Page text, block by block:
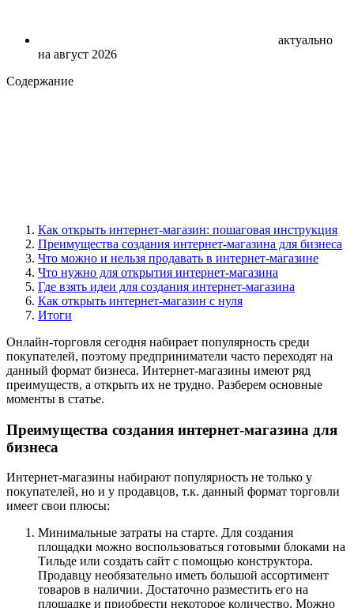
актуально
на август 2026
Содержание
Как открыть интернет-магазин: пошаговая инструкция
Преимущества создания интернет-магазина для бизнеса
Что можно и нельзя продавать в интернет-магазине
Что нужно для открытия интернет-магазина
Где взять идеи для создания интернет-магазина
Как открыть интернет-магазин с нуля
Итоги
Онлайн-торговля сегодня набирает популярность среди
покупателей, поэтому предприниматели часто переходят на
данный формат бизнеса. Интернет-магазины имеют ряд
преимуществ, а открыть их не трудно. Разберем основные
моменты в статье.
Преимущества создания интернет-магазина для
бизнеса
Интернет-магазины набирают популярность не только у
покупателей, но и у продавцов, т.к. данный формат торговли
имеет свои плюсы:
Минимальные затраты на старте. Для создания
площадки можно воспользоваться готовыми блоками на
Тильде или создать сайт с помощью конструктора.
Продавцу необязательно иметь большой ассортимент
товаров в наличии. Достаточно разместить его на
площадке и приобрести некоторое количество. Можно